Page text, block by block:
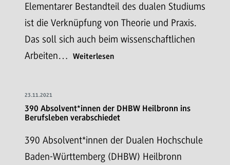
Elementarer Bestandteil des dualen Studiums
ist die Verknüpfung von Theorie und Praxis.
Das soll sich auch beim wissenschaftlichen
Arbeiten…
Weiterlesen
23.11.2021
390 Absolvent*innen der DHBW Heilbronn ins
Berufsleben verabschiedet
390 Absolvent*innen der Dualen Hochschule
Baden-Württemberg (DHBW) Heilbronn